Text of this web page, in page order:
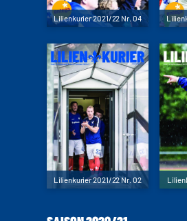
Lilienkurier 2021/22 Nr. 04
Lilienkurier 2021/22 Nr. 02